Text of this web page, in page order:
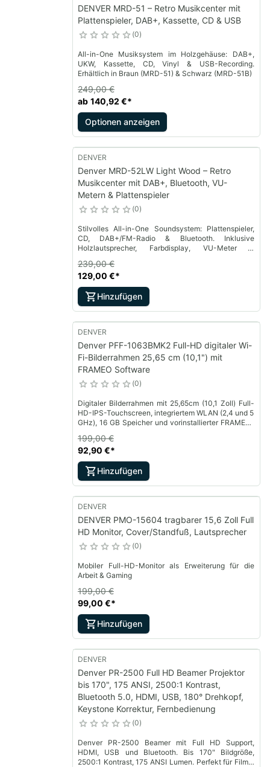
DENVER MRD-51 – Retro Musikcenter mit
Plattenspieler, DAB+, Kassette, CD & USB
0
All-in-One Musiksystem im Holzgehäuse: DAB+,
UKW, Kassette, CD, Vinyl & USB-Recording.
Erhältlich in Braun (MRD-51) & Schwarz (MRD-51B)
ab 140,92 €*
249,00 €
Optionen anzeigen
DENVER
Denver MRD-52LW Light Wood – Retro
Musikcenter mit DAB+, Bluetooth, VU-
Metern & Plattenspieler
0
Stilvolles All-in-One Soundsystem: Plattenspieler,
CD, DAB+/FM-Radio & Bluetooth. Inklusive
Holzlautsprecher, Farbdisplay, VU-Meter &
129,00 €*
239,00 €
Hinzufügen
DENVER
Denver PFF-1063BMK2 Full-HD digitaler Wi-
Fi-Bilderrahmen 25,65 cm (10,1") mit
FRAMEO Software
0
Digitaler Bilderrahmen mit 25,65cm (10,1 Zoll) Full-
HD-IPS-Touchscreen, integriertem WLAN (2,4 und 5
GHz), 16 GB Speicher und vorinstallierter FRAMEO-
Videos per App.
92,90 €*
199,00 €
Hinzufügen
DENVER
DENVER PMO-15604 tragbarer 15,6 Zoll Full
HD Monitor, Cover/Standfuß, Lautsprecher
0
Mobiler Full-HD-Monitor als Erweiterung für die
Arbeit & Gaming
99,00 €*
199,00 €
Hinzufügen
DENVER
Denver PR-2500 Full HD Beamer Projektor
bis 170", 175 ANSI, 2500:1 Kontrast,
Bluetooth 5.0, HDMI, USB, 180° Drehkopf,
Keystone Korrektur, Fernbedienung
0
Denver PR-2500 Beamer mit Full HD Support,
HDMI, USB und Bluetooth. Bis 170" Bildgröße,
2500:1 Kontrast, 175 ANSI Lumen. Perfekt für Filme,